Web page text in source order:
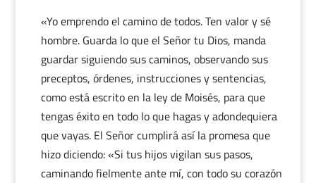
«Yo emprendo el camino de todos. Ten valor y sé
hombre. Guarda lo que el Señor tu Dios, manda
guardar siguiendo sus caminos, observando sus
preceptos, órdenes, instrucciones y sentencias,
como está escrito en la ley de Moisés, para que
tengas éxito en todo lo que hagas y adondequiera
que vayas. El Señor cumplirá así la promesa que
hizo diciendo: «Si tus hijos vigilan sus pasos,
caminando fielmente ante mí, con todo su corazón